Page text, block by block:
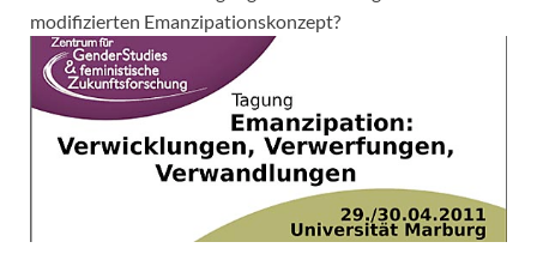
modifizierten Emanzipationskonzept?